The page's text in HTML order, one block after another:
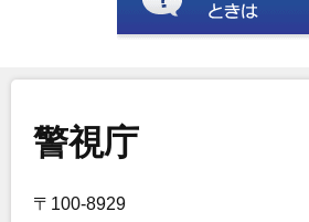
警視庁
〒100-8929